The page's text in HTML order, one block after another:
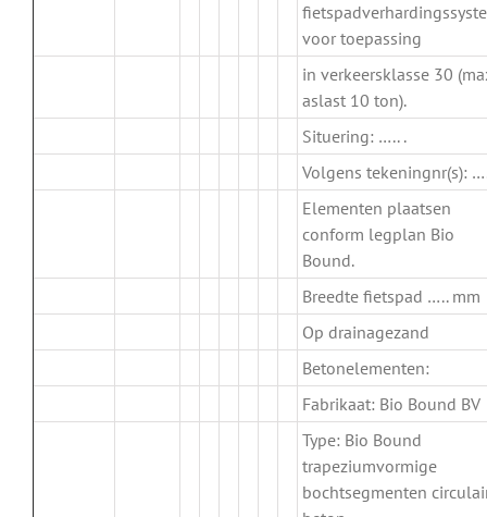
voor toepassing
in verkeersklasse 30
aslast 10 ton).
Situering: ….. .
Volgens tekeningnr(s):
Elementen plaatsen
conform legplan Bio
Bound.
Breedte fietspad ….. mm
Op drainagezand
Betonelementen:
Fabrikaat: Bio Bound BV
Type: Bio Bound
trapeziumvormige
bochtsegmenten